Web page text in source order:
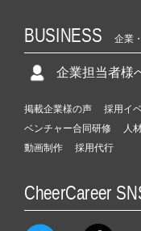
BUSINESS 企業
企業担当者様
掲載企業様の声 採用イ
ベンチャー合同研修
人
動画制作
採用代行
CheerCareer